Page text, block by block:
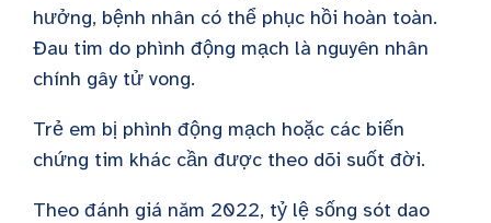
hưởng, bệnh nhân có thể phục hồi hoàn toàn.
Đau tim do phình động mạch là nguyên nhân
chính gây tử vong.
Trẻ em bị phình động mạch hoặc các biến
chứng tim khác cần được theo dõi suốt đời.
Theo đánh giá năm 2022, tỷ lệ sống sót dao